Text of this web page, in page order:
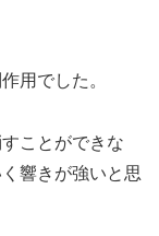
用でした。
ことができな
響きが強いと思